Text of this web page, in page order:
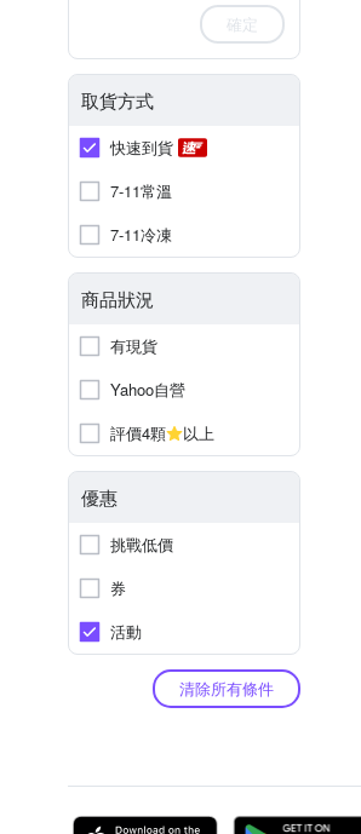
確定
取貨方式
快速到貨
7-11常溫
7-11冷凍
商品狀況
有現貨
Yahoo自營
評價4顆
以上
優惠
挑戰低價
券
活動
清除所有條件